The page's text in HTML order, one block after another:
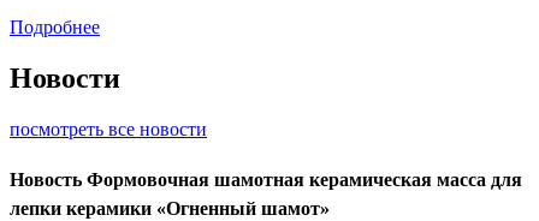
Подробнее
Новости
посмотреть все новости
Новость Формовочная шамотная керамическая масса для
лепки керамики «Огненный шамот»